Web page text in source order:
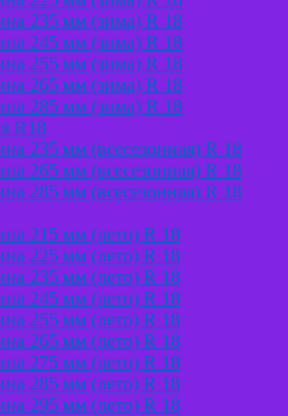
235 мм (зима) R 18
245 мм (зима) R 18
255 мм (зима) R 18
265 мм (зима) R 18
285 мм (зима) R 18
R18
235 мм (всесезонная) R 18
265 мм (всесезонная) R 18
285 мм (всесезонная) R 18
215 мм (лето) R 18
225 мм (лето) R 18
235 мм (лето) R 18
245 мм (лето) R 18
255 мм (лето) R 18
265 мм (лето) R 18
275 мм (лето) R 18
285 мм (лето) R 18
295 мм (лето) R 18